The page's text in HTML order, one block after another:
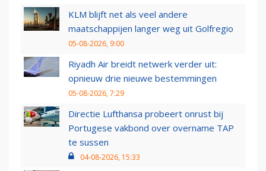
KLM blijft net als veel andere
maatschappijen langer weg uit Golfregio
05-08-2026, 9:00
Riyadh Air breidt netwerk verder uit:
opnieuw drie nieuwe bestemmingen
05-08-2026, 7:29
Directie Lufthansa probeert onrust bij
Portugese vakbond over overname TAP
te sussen
04-08-2026, 15:33